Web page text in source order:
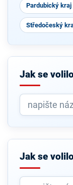
Pardubický kraj
Středočeský
Jak se
Jak se